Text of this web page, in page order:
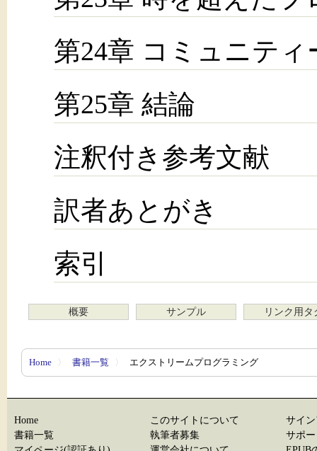
第24章 コミュニティ
第25章 結論
注釈付き参考文献
訳者あとがき
索引
概要 サンプル リンク用タ
Home 〉 書籍一覧 〉 エクストリームプログラミング
Home
書籍一覧
このサイトについて
執筆者募集
サイ
サポ